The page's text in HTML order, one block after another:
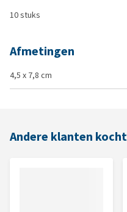
10 stuks
Afmetingen
4,5 x 7,8 cm
Andere klanten